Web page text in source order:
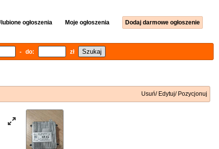
ogłoszenia Moje ogłoszenia Dodaj darmowe ogłoszenie
- do: zł
Usuń/ Edytuj/ Pozycjonuj